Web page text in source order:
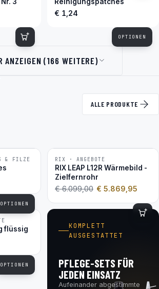
€ 1,24
OPTIONEN
ANZEIGEN (166 WEITERE)
ALLE PRODUKTE
& FILZE
OPTIONEN
−4 %
RIX · ANGEBOTE
RIX LEAP L12R Wärmebild -
Zielfernrohr
€6.099,00 € 5.869,95
flüssig
OPTIONEN
KOMPLETT
AUSGESTATTET
PFLEGE-SETS FÜR
JEDEN EINSATZ
Aufeinander abgestimmte